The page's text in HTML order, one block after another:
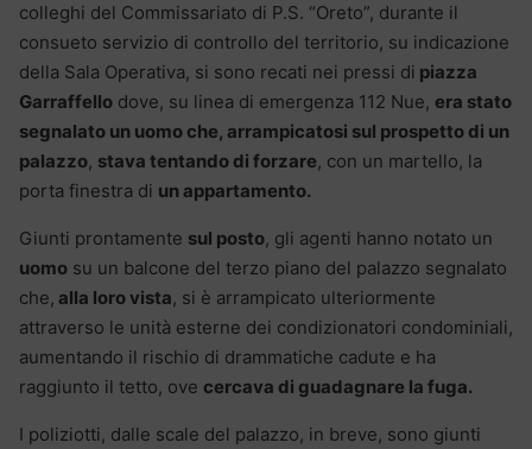
colleghi del Commissariato di P.S. “Oreto”, durante il
consueto servizio di controllo del territorio, su indicazione
della Sala Operativa, si sono recati nei pressi di piazza
Garraffello dove, su linea di emergenza 112 Nue, era stato
segnalato un uomo che, arrampicatosi sul prospetto di un
palazzo, stava tentando di forzare, con un martello, la
porta finestra di un appartamento.
Giunti prontamente sul posto, gli agenti hanno notato un
uomo su un balcone del terzo piano del palazzo segnalato
che, alla loro vista, si è arrampicato ulteriormente
attraverso le unità esterne dei condizionatori condominiali,
aumentando il rischio di drammatiche cadute e ha
raggiunto il tetto, ove cercava di guadagnare la fuga.
I poliziotti, dalle scale del palazzo, in breve, sono giunti